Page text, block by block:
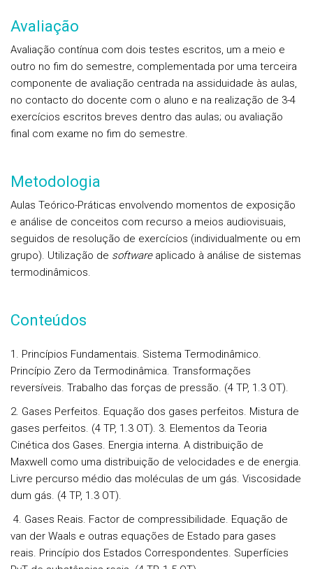
Avaliação
Avaliação contínua com dois testes escritos, um a meio e
outro no fim do semestre, complementada por uma terceira
componente de avaliação centrada na assiduidade às aulas,
no contacto do docente com o aluno e na realização de 3-4
exercícios escritos breves dentro das aulas; ou avaliação
final com exame no fim do semestre.
Metodologia
Aulas Teórico-Práticas envolvendo momentos de exposição
e análise de conceitos com recurso a meios audiovisuais,
seguidos de resolução de exercícios (individualmente ou em
grupo). Utilização de software aplicado à análise de sistemas
termodinâmicos.
Conteúdos
1. Princípios Fundamentais. Sistema Termodinâmico.
Princípio Zero da Termodinâmica. Transformações
reversíveis. Trabalho das forças de pressão. (4 TP, 1.3 OT).
2. Gases Perfeitos. Equação dos gases perfeitos. Mistura de
gases perfeitos. (4 TP, 1.3 OT). 3. Elementos da Teoria
Cinética dos Gases. Energia interna. A distribuição de
Maxwell como uma distribuição de velocidades e de energia.
Livre percurso médio das moléculas de um gás. Viscosidade
dum gás. (4 TP, 1.3 OT).
4. Gases Reais. Factor de compressibilidade. Equação de
van der Waals e outras equações de Estado para gases
reais. Princípio dos Estados Correspondentes. Superfícies